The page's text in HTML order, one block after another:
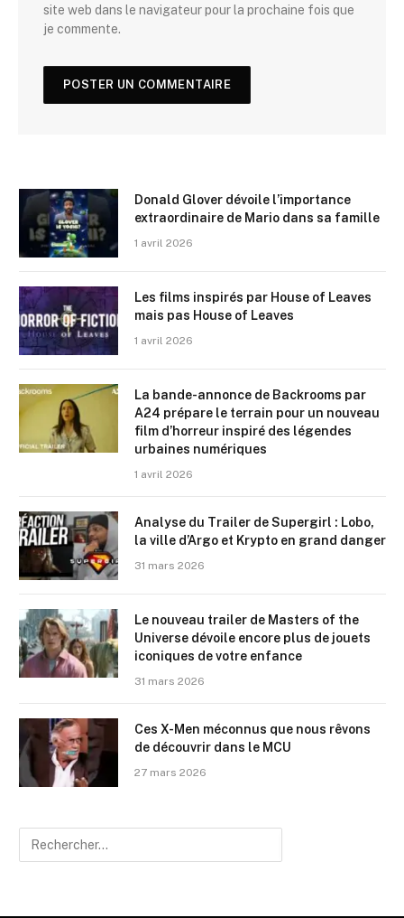
site web dans le navigateur pour la prochaine fois que
je commente.
Donald Glover dévoile l’importance
extraordinaire de Mario dans sa famille
1 avril 2026
Les films inspirés par House of Leaves
mais pas House of Leaves
1 avril 2026
La bande-annonce de Backrooms par
A24 prépare le terrain pour un nouveau
film d’horreur inspiré des légendes
urbaines numériques
1 avril 2026
Analyse du Trailer de Supergirl : Lobo,
la ville d’Argo et Krypto en grand danger
31 mars 2026
Le nouveau trailer de Masters of the
Universe dévoile encore plus de jouets
iconiques de votre enfance
31 mars 2026
Ces X-Men méconnus que nous rêvons
de découvrir dans le MCU
27 mars 2026